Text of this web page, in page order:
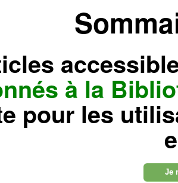
à la
pour les
Je